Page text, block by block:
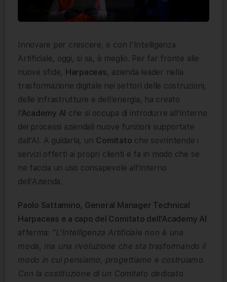
Innovare per crescere, e con l’Intelligenza
Artificiale, oggi, si sa, è meglio. Per far fronte alle
nuove sfide, Harpaceas, azienda leader nella
trasformazione digitale nei settori delle costruzioni,
delle infrastrutture e dell’energia, ha creato
’Academy AI che si occupa di introdurre all’interno
dei processi aziendali nuove funzioni supportate
dall’AI. A guidarla, un Comitato che sovrintende i
servizi offerti ai propri clienti e fa in modo che se
ne faccia un uso consapevole all’interno
dell’Azienda.
Paolo Sattamino, General Manager Technical
Harpaceas e a capo del Comitato dell’Academy AI
afferma: “L’Intelligenza Artificiale non è una
moda, ma una rivoluzione che sta trasformando il
modo in cui pensiamo, progettiamo e costruiamo.
Con la costituzione di un Comitato dedicato